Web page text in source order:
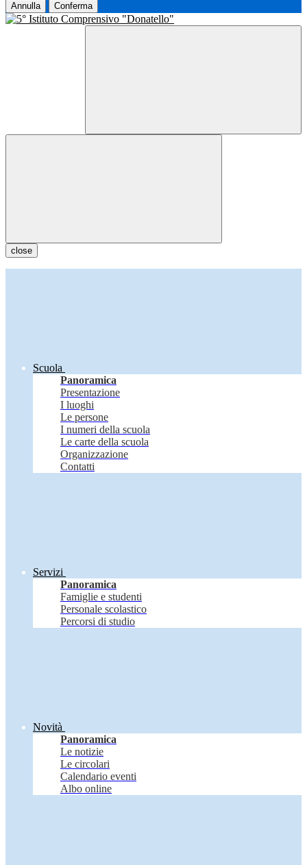
Annulla Conferma
close
Scuola
Panoramica
Presentazione
I luoghi
Le persone
I numeri della scuola
Le carte della scuola
Organizzazione
Contatti
Servizi
Panoramica
Famiglie e studenti
Personale scolastico
Percorsi di studio
Novità
Panoramica
Le notizie
Le circolari
Calendario eventi
Albo online